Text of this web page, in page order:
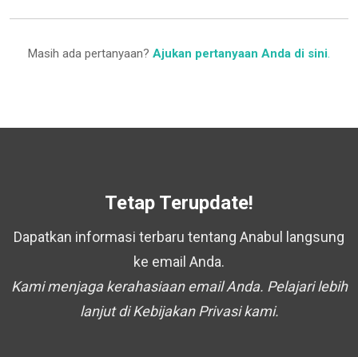
Masih ada pertanyaan? Ajukan pertanyaan Anda di sini.
Tetap Terupdate!
Dapatkan informasi terbaru tentang Anabul langsung
ke email Anda.
Kami menjaga kerahasiaan email Anda. Pelajari lebih
lanjut di Kebijakan Privasi kami.